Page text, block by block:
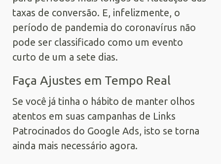
taxas de conversão. E, infelizmente, o
período de pandemia do coronavírus não
pode ser classificado como um evento
curto de um a sete dias.
Faça Ajustes em Tempo Real
Se você já tinha o hábito de manter olhos
atentos em suas campanhas de Links
Patrocinados do Google Ads, isto se torna
ainda mais necessário agora.